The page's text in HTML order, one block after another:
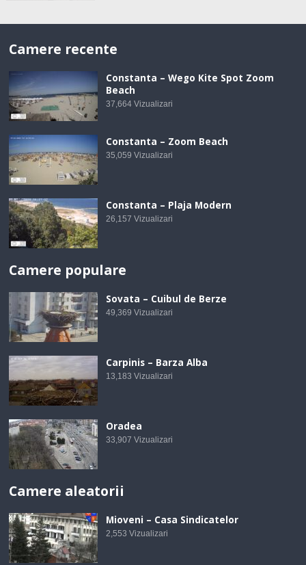
Camere recente
Constanta – Wego Kite Spot Zoom
Beach
37,664 Vizualizari
Constanta – Zoom Beach
35,059 Vizualizari
Constanta – Plaja Modern
26,157 Vizualizari
Camere populare
Sovata – Cuibul de Berze
49,369 Vizualizari
Carpinis – Barza Alba
13,183 Vizualizari
Oradea
33,907 Vizualizari
Camere aleatorii
Mioveni – Casa Sindicatelor
2,553 Vizualizari